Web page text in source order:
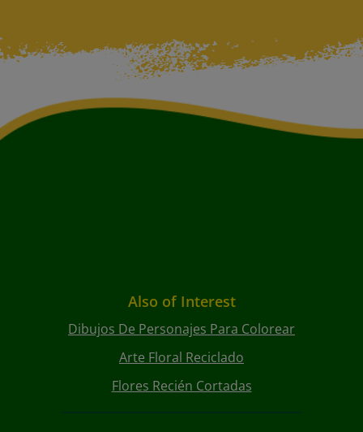
Also of Interest
Dibujos De Personajes Para Colorear
Arte Floral Reciclado
Flores Recién Cortadas